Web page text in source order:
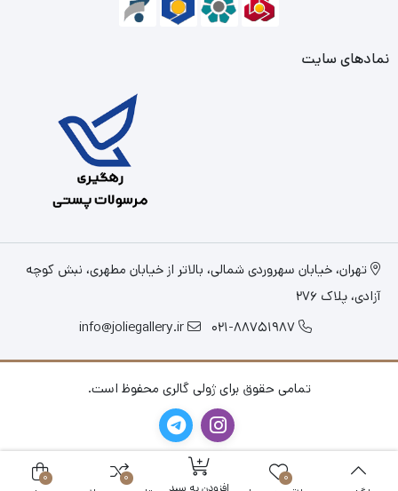
نمادهای سایت
تهران، خیابان سهروردی شمالی، بالاتر از خیابان مطهری، نبش کوچه
آزادی، پلاک 276
021-88751987
info@joliegallery.ir
تمامی حقوق برای ژولی گالری محفوظ است.
0
افزودن به سبد
0
0